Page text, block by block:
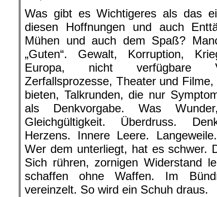
Was gibt es Wichtigeres als das
diesen Hoffnungen und auch
Mühen und auch dem Spaß?
„Guten“. Gewalt, Korruption,
Europa, nicht verfügbare
Zerfallsprozesse, Theater und
bieten, Talkrunden, die nur
als Denkvorgabe. Was
Gleichgültigkeit. Überdruss.
Herzens. Innere Leere.
Wer dem unterliegt, hat es schwer.
Sich rühren, zornigen Widerstand
schaffen ohne Waffen. Im
vereinzelt. So wird ein Schuh draus.